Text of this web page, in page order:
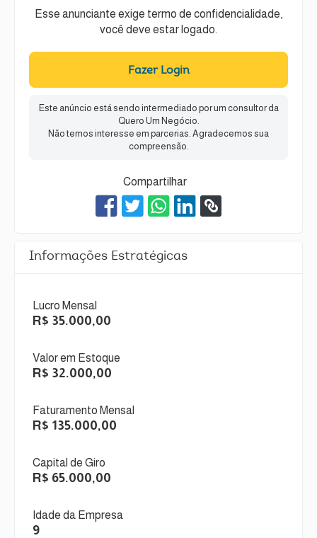
Esse anunciante exige termo de confidencialidade,
você deve estar logado.
Fazer Login
Este anúncio está sendo intermediado por um consultor da
Quero Um Negócio.
Não temos interesse em parcerias. Agradecemos sua
compreensão.
Compartilhar
Informações Estratégicas
Lucro Mensal
R$ 35.000,00
Valor em Estoque
R$ 32.000,00
Faturamento Mensal
R$ 135.000,00
Capital de Giro
R$ 65.000,00
Idade da Empresa
9